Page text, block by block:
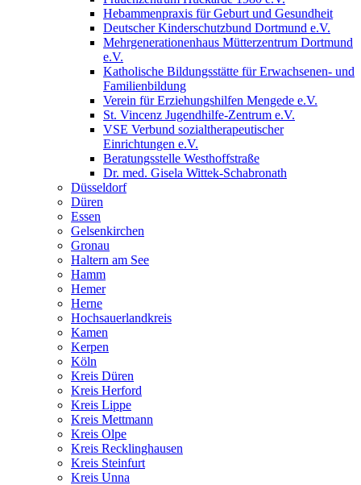
Hebammenpraxis für Geburt und Gesundheit
Deutscher Kinderschutzbund Dortmund e.V.
Mehrgenerationenhaus Mütterzentrum Dortmund
e.V.
Katholische Bildungsstätte für Erwachsenen- und
Familienbildung
Verein für Erziehungshilfen Mengede e.V.
St. Vincenz Jugendhilfe-Zentrum e.V.
VSE Verbund sozialtherapeutischer
Einrichtungen e.V.
Beratungsstelle Westhoffstraße
Dr. med. Gisela Wittek-Schabronath
Düsseldorf
Düren
Essen
Gelsenkirchen
Gronau
Haltern am See
Hamm
Hemer
Herne
Hochsauerlandkreis
Kamen
Kerpen
Köln
Kreis Düren
Kreis Herford
Kreis Lippe
Kreis Mettmann
Kreis Olpe
Kreis Recklinghausen
Kreis Steinfurt
Kreis Unna